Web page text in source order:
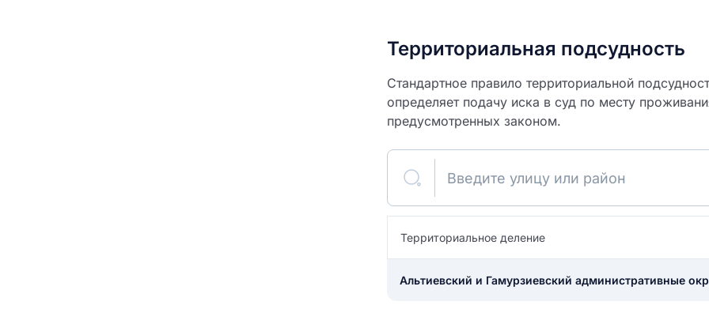
Территориальная подсудность
Стандартное правило территориальной
определяет подачу иска в суд по месту
предусмотренных законом.
Введите улицу или район
Территориальное деление
Альтиевский и Гамурзиевский административные
Как вы